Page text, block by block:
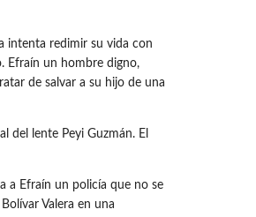
intenta redimir su vida con
Efraín un hombre digno,
de salvar a su hijo de una
del lente Peyi Guzmán. El
a Efraín un policía que no se
Valera en una